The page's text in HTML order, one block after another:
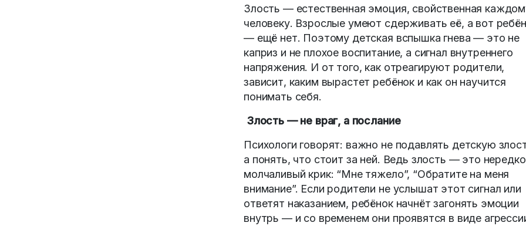
Злость — естественная эмоция, свойственная
человеку. Взрослые умеют сдерживать её, а вот
— ещё нет. Поэтому детская вспышка гнева — это не
каприз и не плохое воспитание, а сигнал внутреннего
напряжения. И от того, как отреагируют родители,
зависит, каким вырастет ребёнок и как он научится
понимать себя.
Злость — не враг, а послание
Психологи говорят: важно не подавлять детскую
а понять, что стоит за ней. Ведь злость — это нередко
молчаливый крик: “Мне тяжело”, “Обратите на меня
внимание”. Если родители не услышат этот сигнал или
ответят наказанием, ребёнок начнёт загонять эмоции
внутрь — и со временем они проявятся в виде